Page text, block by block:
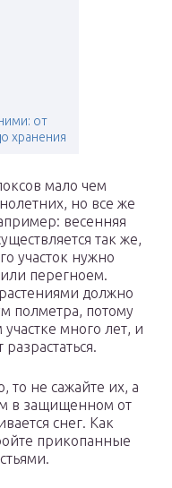
от
хранения
мало чем
но все же
весенняя
так же,
участок нужно
перегноем.
должно
полметра, потому
много лет, и
то не сажайте их, а
в защищенном от
снег. Как
прикопанные